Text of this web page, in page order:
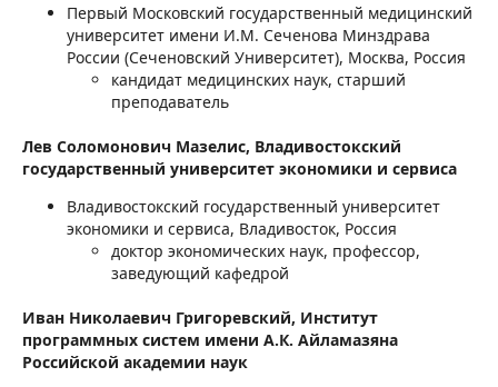
Первый Московский государственный медицинский
университет имени И.М. Сеченова Минздрава
России (Сеченовский Университет), Москва, Россия
кандидат медицинских наук, старший
преподаватель
Лев Соломонович Мазелис, Владивостокский
государственный университет экономики и сервиса
Владивостокский государственный университет
экономики и сервиса, Владивосток, Россия
доктор экономических наук, профессор,
заведующий кафедрой
Иван Николаевич Григоревский, Институт
программных систем имени А.К. Айламазяна
Российской академии наук